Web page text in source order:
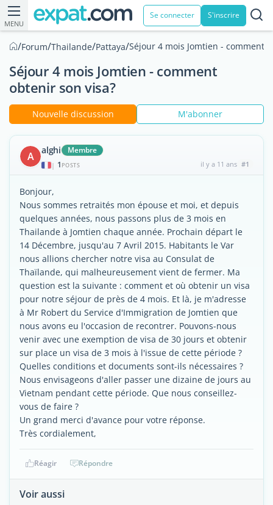
MENU
Se connecter S'inscrire
/Forum/Thailande/Pattaya/Séjour 4 mois Jomtien - comment
Séjour 4 mois Jomtien - comment
obtenir son visa?
Nouvelle discussion M'abonner
A alghi Membre
| 1 POSTS il y a 11 ans #1
Bonjour,
Nous sommes retraités mon épouse et moi, et depuis
quelques années, nous passons plus de 3 mois en
Thailande à Jomtien chaque année. Prochain départ le
14 Décembre, jusqu'au 7 Avril 2015. Habitants le Var
nous allions chercher notre visa au Consulat de
Thaïlande, qui malheureusement vient de fermer. Ma
question est la suivante : comment et où obtenir un visa
pour notre séjour de près de 4 mois. Et là, je m'adresse
à Mr Robert du Service d'Immigration de Jomtien que
nous avons eu l'occasion de recontrer. Pouvons-nous
venir avec une exemption de visa de 30 jours et obtenir
sur place un visa de 3 mois à l'issue de cette période ?
Quelles conditions et documents sont-ils nécessaires ?
Nous envisageons d'aller passer une dizaine de jours au
Vietnam pendant cette période. Que nous conseillez-
vous de faire ?
Un grand merci d'avance pour votre réponse.
Très cordialement,
Réagir Répondre
Voir aussi